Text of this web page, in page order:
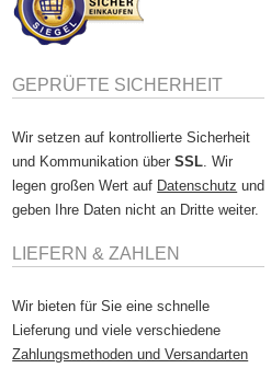
GEPRÜFTE SICHERHEIT
Wir setzen auf kontrollierte Sicherheit
und Kommunikation überSSL . Wir
legen großen Wert auf Datenschutz und
geben Ihre Daten nicht an Dritte weiter.
LIEFERN & ZAHLEN
Wir bieten für Sie eine schnelle
Lieferung und viele verschiedene
Zahlungsmethoden und Versandarten